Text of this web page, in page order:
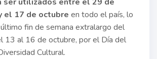
el 17 de octubre en todo el país, lo
fin de semana extralargo del
13 al 16 de octubre, por el Día del
Cultural.